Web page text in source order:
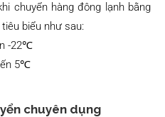
chuyển hàng đông lạnh bằng
biểu như sau:
-22℃
5℃
chuyên dụng